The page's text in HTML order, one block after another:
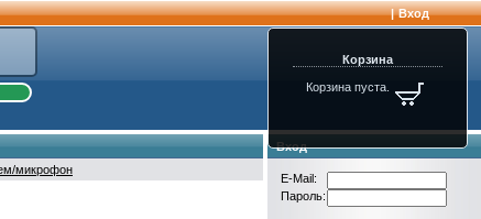
| Вход
микрофон
Корзина
Корзина пуста.
Вход
E-Mail:
Пароль: